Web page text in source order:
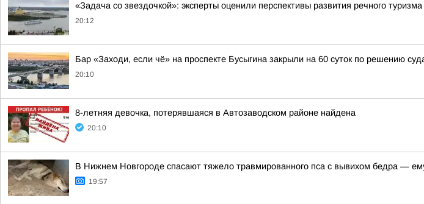
«Задача со звездочкой»: эксперты оценили перспективы развития речного
20:12
Бар «Заходи, если чё» на проспекте Бусыгина закрыли на 60 суток по решению
20:10
8-летняя девочка, потерявшаяся в Автозаводском районе найдена
20:10
В Нижнем Новгороде спасают тяжело травмированного пса с вывихом бедра —
19:57